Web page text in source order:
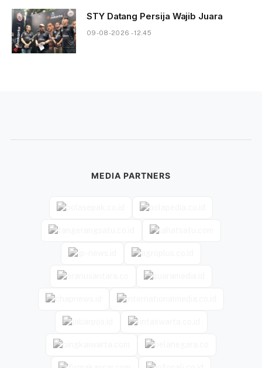
STY Datang Persija Wajib Juara
09-08-2026 - 12.45
MEDIA PARTNERS